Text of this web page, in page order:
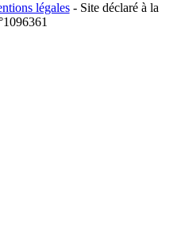
légales- Site déclaré à la